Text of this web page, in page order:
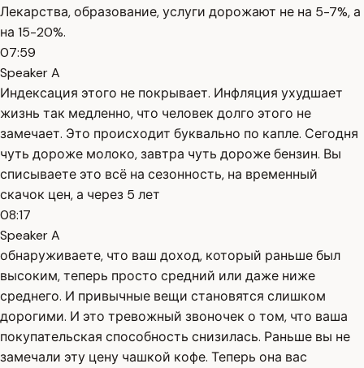
Лекарства, образование, услуги дорожают не на 5-7%, а
на 15-20%.
07:59
Speaker A
Индексация этого не покрывает. Инфляция ухудшает
жизнь так медленно, что человек долго этого не
замечает. Это происходит буквально по капле. Сегодня
чуть дороже молоко, завтра чуть дороже бензин. Вы
списываете это всё на сезонность, на временный
скачок цен, а через 5 лет
08:17
Speaker A
обнаруживаете, что ваш доход, который раньше был
высоким, теперь просто средний или даже ниже
среднего. И привычные вещи становятся слишком
дорогими. И это тревожный звоночек о том, что ваша
покупательская способность снизилась. Раньше вы не
замечали эту цену чашкой кофе. Теперь она вас